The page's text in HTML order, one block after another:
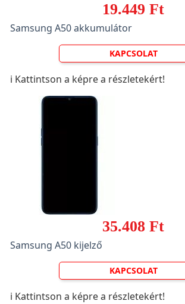
19.449 Ft
Samsung A50 akkumulátor
KAPCSOLAT
ℹ️ Kattintson a képre a részletekért!
35.408 Ft
Samsung A50 kijelző
KAPCSOLAT
ℹ️ Kattintson a képre a részletekért!